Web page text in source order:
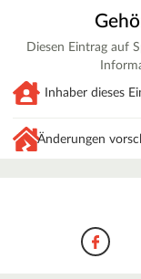
Diesen Eintrag auf
Inhaber dieses
Änderungen